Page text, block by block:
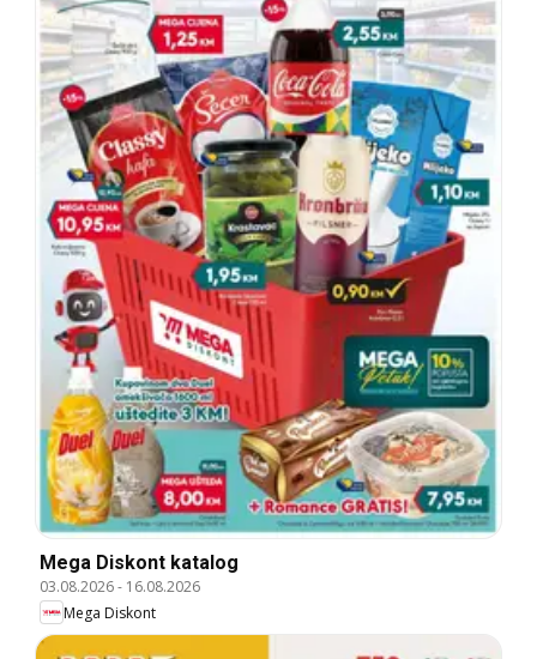
Mega Diskont katalog
03.08.2026- 16.08.2026
Mega Diskont